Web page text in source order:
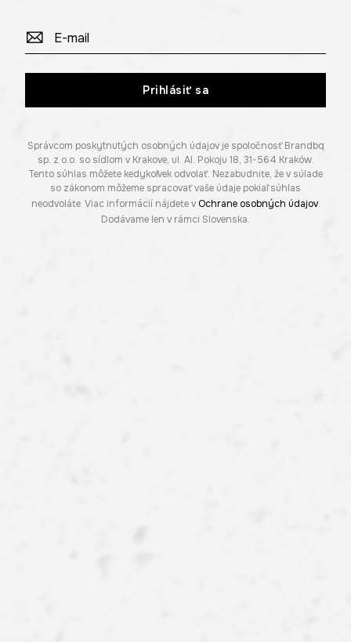
Prihlásiť sa
Správcom poskytnutých osobných údajov je spoločnosť Brandbq
sp. z o.o. so sídlom v Krakove, ul. Al. Pokoju 18, 31-564 Kraków.
Tento súhlas môžete kedykoľvek odvolať. Nezabudnite, že v súlade
so zákonom môžeme spracovať vaše údaje pokiaľ súhlas
neodvoláte. Viac informácií nájdete v Ochrane osobných údajov.
Dodávame len v rámci Slovenska.